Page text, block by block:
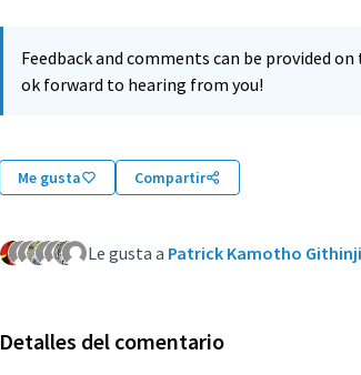
Feedback and comments can be provided
ok forward to hearing from you!
Me gusta Compartir
Le gusta a Patrick Kamotho Githinji
Detalles del comentario